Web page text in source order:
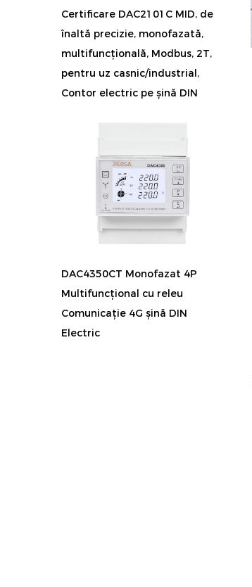
Certificare DAC2101C MID, de
înaltă precizie, monofazată,
multifuncțională, Modbus, 2T,
pentru uz casnic/industrial,
Contor electric pe șină DIN
DAC4350CT Monofazat 4P
Multifuncțional cu releu
Comunicație 4G șină DIN
Electric